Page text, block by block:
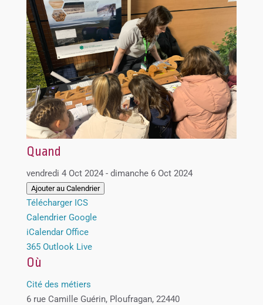
Quand
vendredi 4 Oct 2024 - dimanche 6 Oct 2024
Ajouter au Calendrier
Télécharger ICS
Calendrier Google
iCalendar Office
365 Outlook Live
Où
Cité des métiers
6 rue Camille Guérin, Ploufragan, 22440